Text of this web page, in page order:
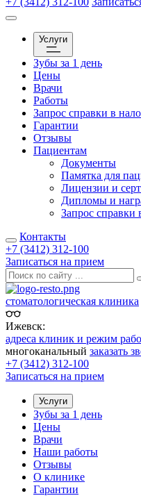
Услуги
Зубы за 1 день
Цены
Врачи
Работы
Запрос справки в
Гарантии
Отзывы
Пациентам
Документы
Памятка для
Лицензии и
Дипломы и
Запрос справки
Контакты
+7 (3412) 312-100
Записаться на прием
стоматологическая клиника
Ижевск:
адреса клиник и режим
многоканальный заказать
+7 (3412) 312-100
Записаться на прием
Услуги
Зубы за 1 день
Цены
Врачи
Наши работы
Отзывы
О клинике
Гарантии